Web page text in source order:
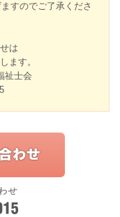
すのでご了承くださ
は
ます。
祉士会